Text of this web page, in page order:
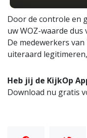
Door de controle en
uw WOZ-waarde
De medewerkers
uiteraard
Heb jij de KijkOp
Download nu gratis